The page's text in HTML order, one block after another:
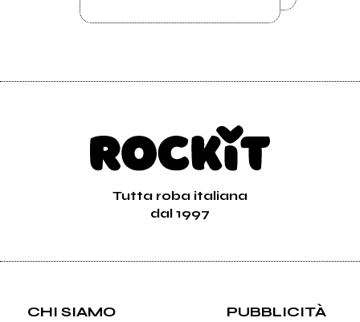
Tutta roba italiana
dal 1997
CHI SIAMO PUBBLICITÀ